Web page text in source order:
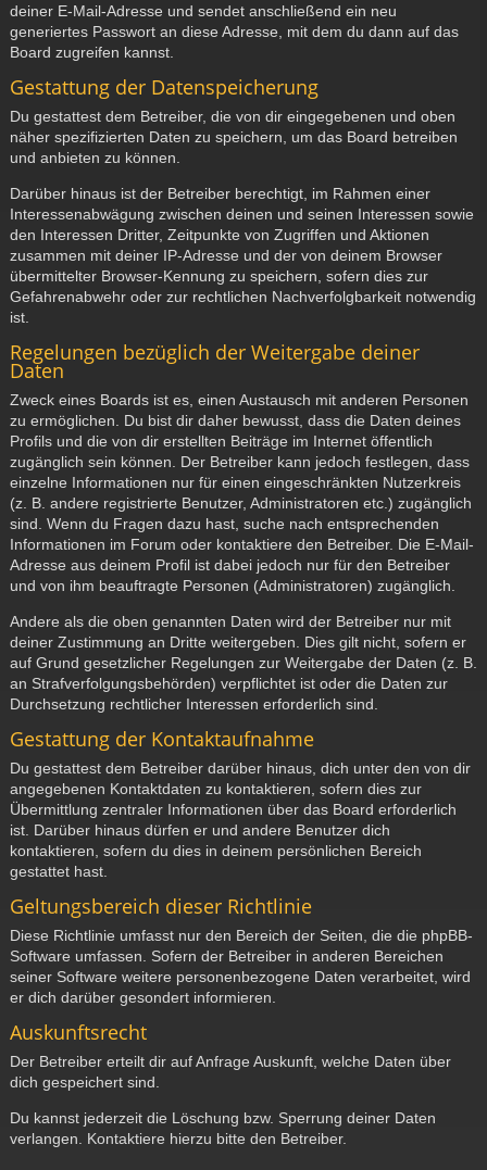
deiner E-Mail-Adresse und sendet anschließend ein neu
generiertes Passwort an diese Adresse, mit dem du dann auf das
Board zugreifen kannst.
Gestattung der Datenspeicherung
Du gestattest dem Betreiber, die von dir eingegebenen und oben
näher spezifizierten Daten zu speichern, um das Board betreiben
und anbieten zu können.
Darüber hinaus ist der Betreiber berechtigt, im Rahmen einer
Interessenabwägung zwischen deinen und seinen Interessen sowie
den Interessen Dritter, Zeitpunkte von Zugriffen und Aktionen
zusammen mit deiner IP-Adresse und der von deinem Browser
übermittelter Browser-Kennung zu speichern, sofern dies zur
Gefahrenabwehr oder zur rechtlichen Nachverfolgbarkeit notwendig
ist.
Regelungen bezüglich der Weitergabe deiner
Daten
Zweck eines Boards ist es, einen Austausch mit anderen Personen
zu ermöglichen. Du bist dir daher bewusst, dass die Daten deines
Profils und die von dir erstellten Beiträge im Internet öffentlich
zugänglich sein können. Der Betreiber kann jedoch festlegen, dass
einzelne Informationen nur für einen eingeschränkten Nutzerkreis
(z. B. andere registrierte Benutzer, Administratoren etc.) zugänglich
sind. Wenn du Fragen dazu hast, suche nach entsprechenden
Informationen im Forum oder kontaktiere den Betreiber. Die E-Mail-
Adresse aus deinem Profil ist dabei jedoch nur für den Betreiber
und von ihm beauftragte Personen (Administratoren) zugänglich.
Andere als die oben genannten Daten wird der Betreiber nur mit
deiner Zustimmung an Dritte weitergeben. Dies gilt nicht, sofern er
auf Grund gesetzlicher Regelungen zur Weitergabe der Daten (z. B.
an Strafverfolgungsbehörden) verpflichtet ist oder die Daten zur
Durchsetzung rechtlicher Interessen erforderlich sind.
Gestattung der Kontaktaufnahme
Du gestattest dem Betreiber darüber hinaus, dich unter den von dir
angegebenen Kontaktdaten zu kontaktieren, sofern dies zur
Übermittlung zentraler Informationen über das Board erforderlich
ist. Darüber hinaus dürfen er und andere Benutzer dich
kontaktieren, sofern du dies in deinem persönlichen Bereich
gestattet hast.
Geltungsbereich dieser Richtlinie
Diese Richtlinie umfasst nur den Bereich der Seiten, die die phpBB-
Software umfassen. Sofern der Betreiber in anderen Bereichen
seiner Software weitere personenbezogene Daten verarbeitet, wird
er dich darüber gesondert informieren.
Auskunftsrecht
Der Betreiber erteilt dir auf Anfrage Auskunft, welche Daten über
dich gespeichert sind.
Du kannst jederzeit die Löschung bzw. Sperrung deiner Daten
verlangen. Kontaktiere hierzu bitte den Betreiber.